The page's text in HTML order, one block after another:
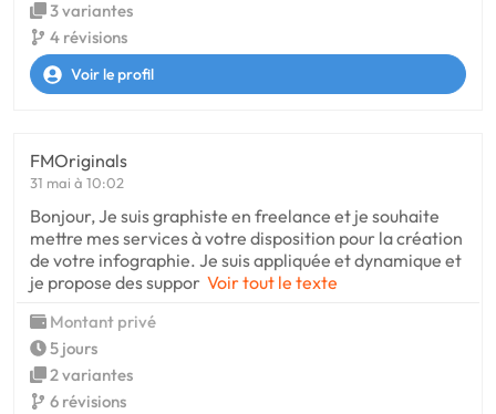
3 variantes
4 révisions
Voir le profil
FMOriginals
31 mai à 10:02
Bonjour, Je suis graphiste en freelance et je souhaite
mettre mes services à votre disposition pour la création
de votre infographie. Je suis appliquée et dynamique et
je propose des suppor Voir tout le texte
Montant privé
5 jours
2 variantes
6 révisions